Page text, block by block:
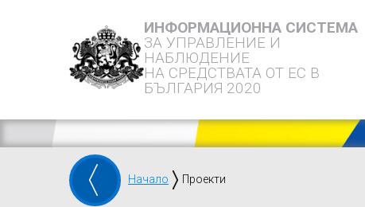
ИНФОРМАЦИОННА СИСТЕМА
ЗА УПРАВЛЕНИЕ И
НАБЛЮДЕНИЕ
НА СРЕДСТВАТА ОТ ЕС В
БЪЛГАРИЯ 2020
Начало Проекти